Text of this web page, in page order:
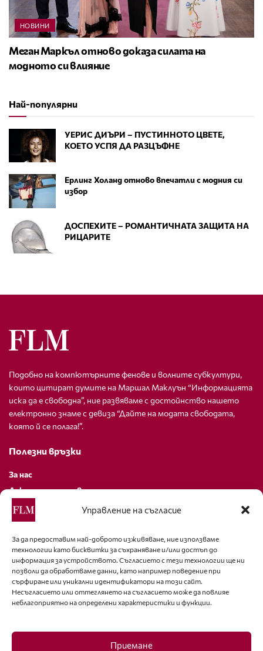
Управление на съгласие
За да предоставим най-доброто изживяване, ние използваме
технологии като бисквитки за съхраняване и/или достъп до
информация за устройството. Съгласието с тези технологии ще ни
позволи да обработваме данни, като например поведение при
сърфиране или уникални идентификатори на този сайт.
Несъгласието или оттеглянето на съгласието може да повлияе
неблагоприятно на определени характеристики и функции.
Приемане
НОВИНИ
Меган Маркъл отново доказа силата на
модното си влияние
Най-популярни
УЕРИС ДИЪРИ – ПУСТИННОТО ЦВЕТЕ,
КОЕТО УСПЯ ДА РАЗЦЪФНЕ
Ерлинг Холанд отново впечатли с модния си
избор
ДОСПЕХИТЕ – РОМАНТИЧНАТА ЗАЩИТА НА
РИЦАРИТЕ
Подобно на компютърните фенове и волните субкултури,
които цитират думите на Маршал Маклуън “Информацията
иска да е свободна”, ние развяваме с достойнство нашето
електронно знаме с девиза “Дайте на модата свободата,
която й се полага!”.
Полезни връзки
За нас
Декларация за поверителност
Политика за бисквитки
За контакти
editor@fashion-lifestyle.net
+359 88 227 33 47
Последвайте ни
Facebook